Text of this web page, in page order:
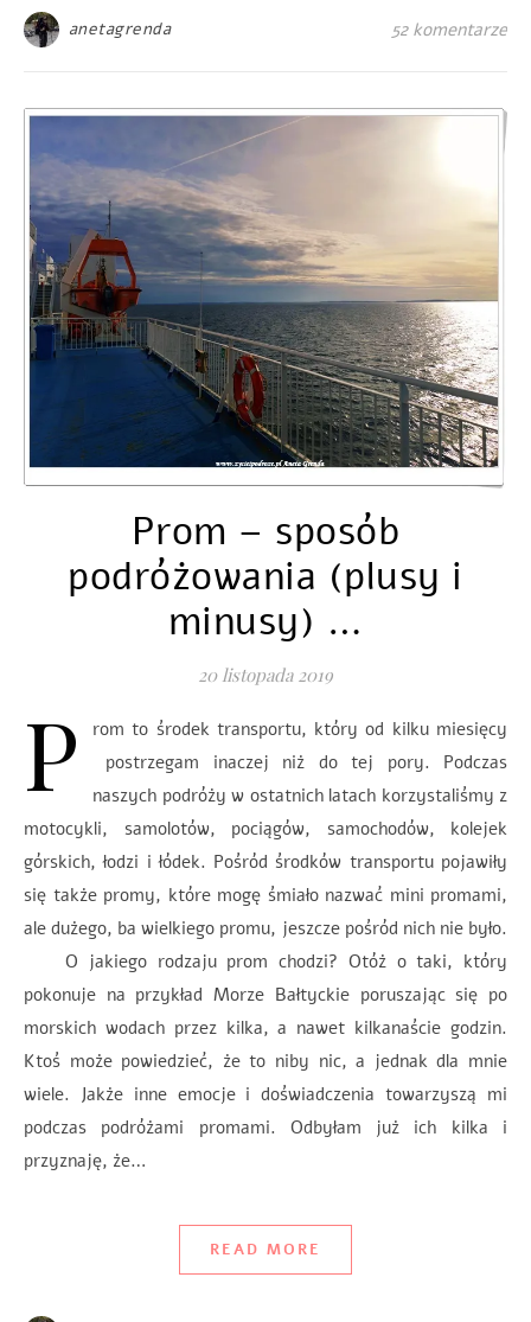
anetagrenda 52 komentarze
Prom – sposób
podróżowania (plusy i
minusy) …
20 listopada 2019
P
rom to środek transportu, który od kilku miesięcy
postrzegam inaczej niż do tej pory. Podczas
naszych podróży w ostatnich latach korzystaliśmy z
motocykli, samolotów, pociągów, samochodów, kolejek
górskich, łodzi i łódek. Pośród środków transportu pojawiły
się także promy, które mogę śmiało nazwać mini promami,
ale dużego, ba wielkiego promu, jeszcze pośród nich nie było.
O jakiego rodzaju prom chodzi? Otóż o taki, który
pokonuje na przykład Morze Bałtyckie poruszając się po
morskich wodach przez kilka, a nawet kilkanaście godzin.
Ktoś może powiedzieć, że to niby nic, a jednak dla mnie
wiele. Jakże inne emocje i doświadczenia towarzyszą mi
podczas podróżami promami. Odbyłam już ich kilka i
przyznaję, że…
READ MORE